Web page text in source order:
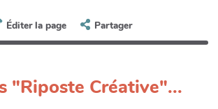
Éditer la page Partager